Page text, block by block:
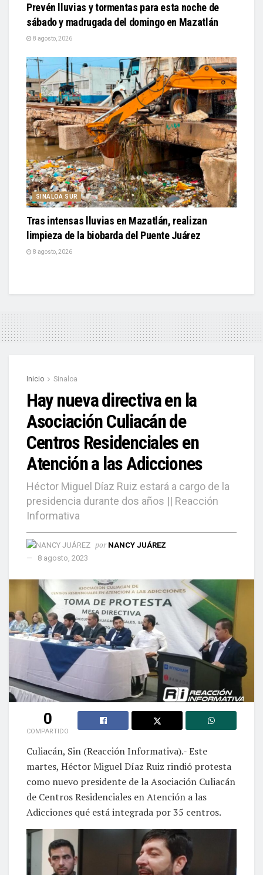
Prevén lluvias y tormentas para esta noche de
sábado y madrugada del domingo en Mazatlán
8 agosto, 2026
SINALOA SUR
Tras intensas lluvias en Mazatlán, realizan
limpieza de la biobarda del Puente Juárez
8 agosto, 2026
Inicio Sinaloa
Hay nueva directiva en la
Asociación Culiacán de
Centros Residenciales en
Atención a las Adicciones
Héctor Miguel Díaz Ruiz estará a cargo de la
presidencia durante dos años || Reacción
Informativa
por NANCY JUÁREZ
8 agosto, 2023
0
COMPARTIDO
Culiacán, Sin (Reacción Informativa).- Este
martes, Héctor Miguel Díaz Ruiz rindió protesta
como nuevo presidente de la Asociación Culiacán
de Centros Residenciales en Atención a las
Adicciones qué está integrada por 35 centros.